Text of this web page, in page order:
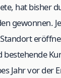
hat bisher
gewonnen.
Jahr vor der